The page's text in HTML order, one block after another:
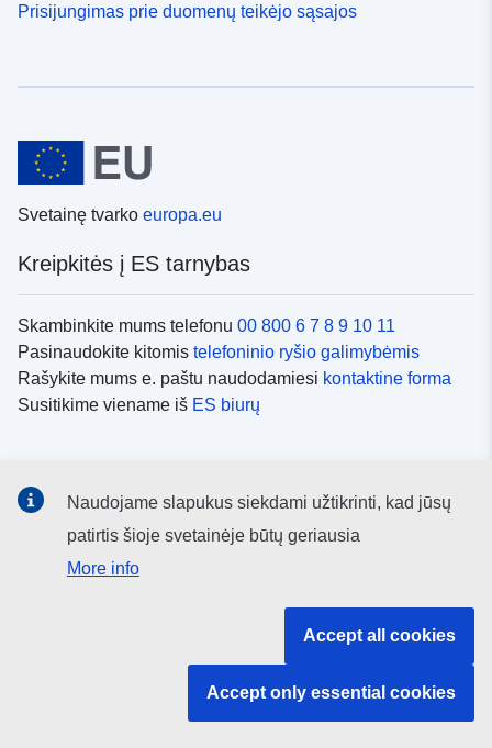
Prisijungimas prie duomenų teikėjo sąsajos
Svetainę tvarko europa.eu
Kreipkitės į ES tarnybas
Skambinkite mums telefonu 00 800 6 7 8 9 10 11
Pasinaudokite kitomis telefoninio ryšio galimybėmis
Rašykite mums e. paštu naudodamiesi kontaktine forma
Susitikime viename iš ES biurų
socialinių tinklų kanalai
Naudojame slapukus siekdami užtikrinti, kad jūsų
patirtis šioje svetainėje būtų geriausia
More info
Accept all cookies
Accept only essential cookies